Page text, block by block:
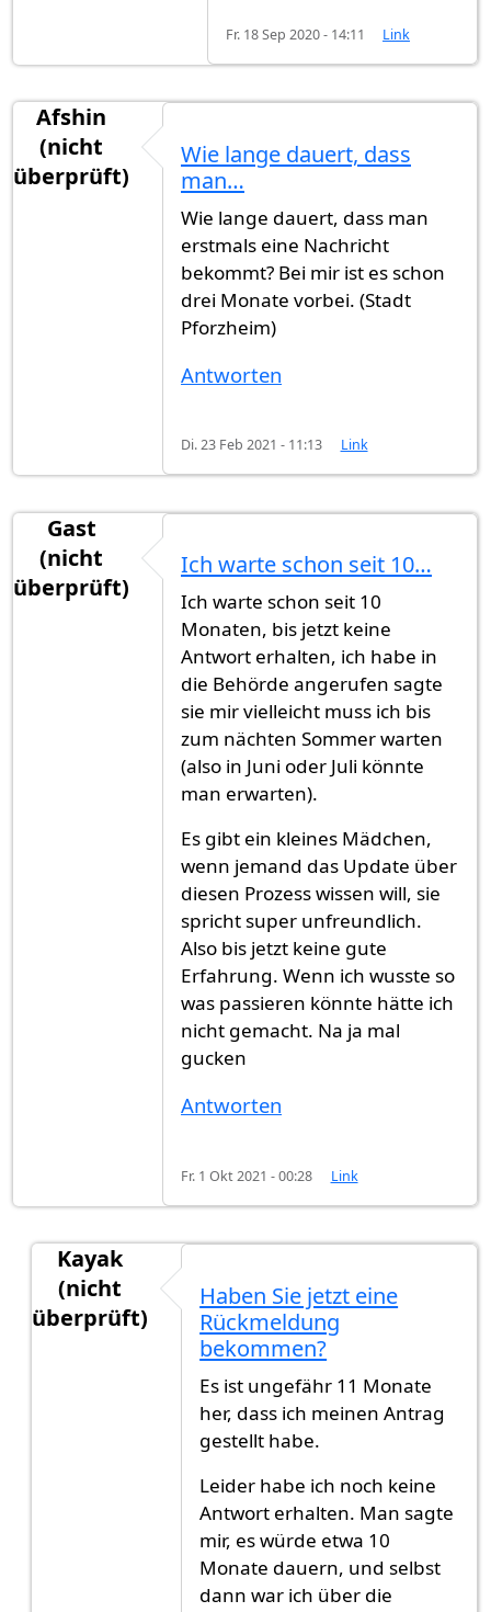
Fr. 18 Sep 2020 - 14:11 Link
Afshin
(nicht
überprüft)
Wie lange dauert, dass
man…
Wie lange dauert, dass man
erstmals eine Nachricht
bekommt? Bei mir ist es schon
drei Monate vorbei. (Stadt
Pforzheim)
Antworten
Di. 23 Feb 2021 - 11:13 Link
Gast
(nicht
überprüft)
Ich warte schon seit 10…
Ich warte schon seit 10
Monaten, bis jetzt keine
Antwort erhalten, ich habe in
die Behörde angerufen sagte
sie mir vielleicht muss ich bis
zum nächten Sommer warten
(also in Juni oder Juli könnte
man erwarten).
Es gibt ein kleines Mädchen,
wenn jemand das Update über
diesen Prozess wissen will, sie
spricht super unfreundlich.
Also bis jetzt keine gute
Erfahrung. Wenn ich wusste so
was passieren könnte hätte ich
nicht gemacht. Na ja mal
gucken
Antworten
Fr. 1 Okt 2021 - 00:28 Link
Kayak
(nicht
überprüft)
Ich warte schon seit 10…
Haben Sie jetzt eine
Rückmeldung
bekommen?
Es ist ungefähr 11 Monate
her, dass ich meinen Antrag
gestellt habe.
Leider habe ich noch keine
Antwort erhalten. Man sagte
mir, es würde etwa 10
Monate dauern, und selbst
dann war ich über die